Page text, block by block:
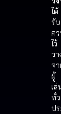
ได้
รับ
ควา
ไว้
วาง
จาก
ผู้
เล่น
ทั่ว
ประ